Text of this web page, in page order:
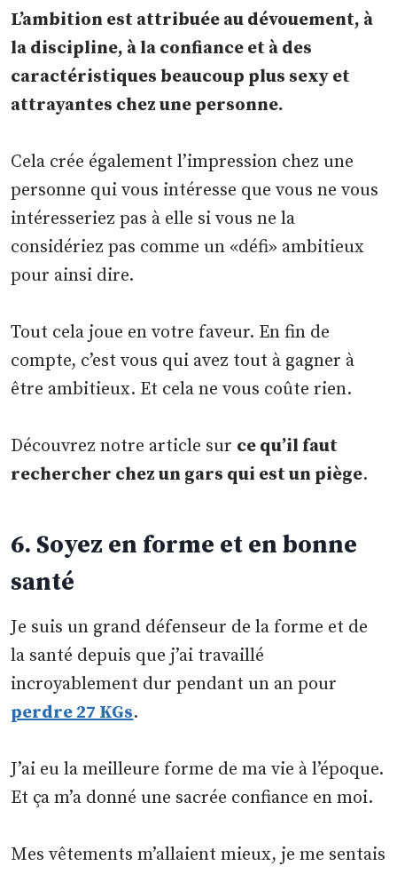
L’ambition est attribuée au dévouement, à
la discipline, à la confiance et à des
caractéristiques beaucoup plus sexy et
attrayantes chez une personne.
Cela crée également l’impression chez une
personne qui vous intéresse que vous ne vous
intéresseriez pas à elle si vous ne la
considériez pas comme un «défi» ambitieux
pour ainsi dire.
Tout cela joue en votre faveur. En fin de
compte, c’est vous qui avez tout à gagner à
être ambitieux. Et cela ne vous coûte rien.
Découvrez notre article sur ce qu’il faut
rechercher chez un gars qui est un piège.
6. Soyez en forme et en bonne
santé
Je suis un grand défenseur de la forme et de
la santé depuis que j’ai travaillé
incroyablement dur pendant un an pour
perdre 27 KGs.
J’ai eu la meilleure forme de ma vie à l’époque.
Et ça m’a donné une sacrée confiance en moi.
Mes vêtements m’allaient mieux, je me sentais